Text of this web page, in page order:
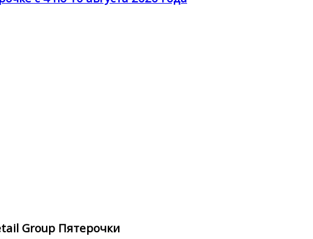
Group Пятерочки